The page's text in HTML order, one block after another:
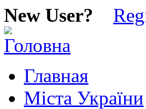
New User?
Главная
Міста України